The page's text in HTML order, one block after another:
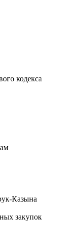
кодекса
Казына
закупок